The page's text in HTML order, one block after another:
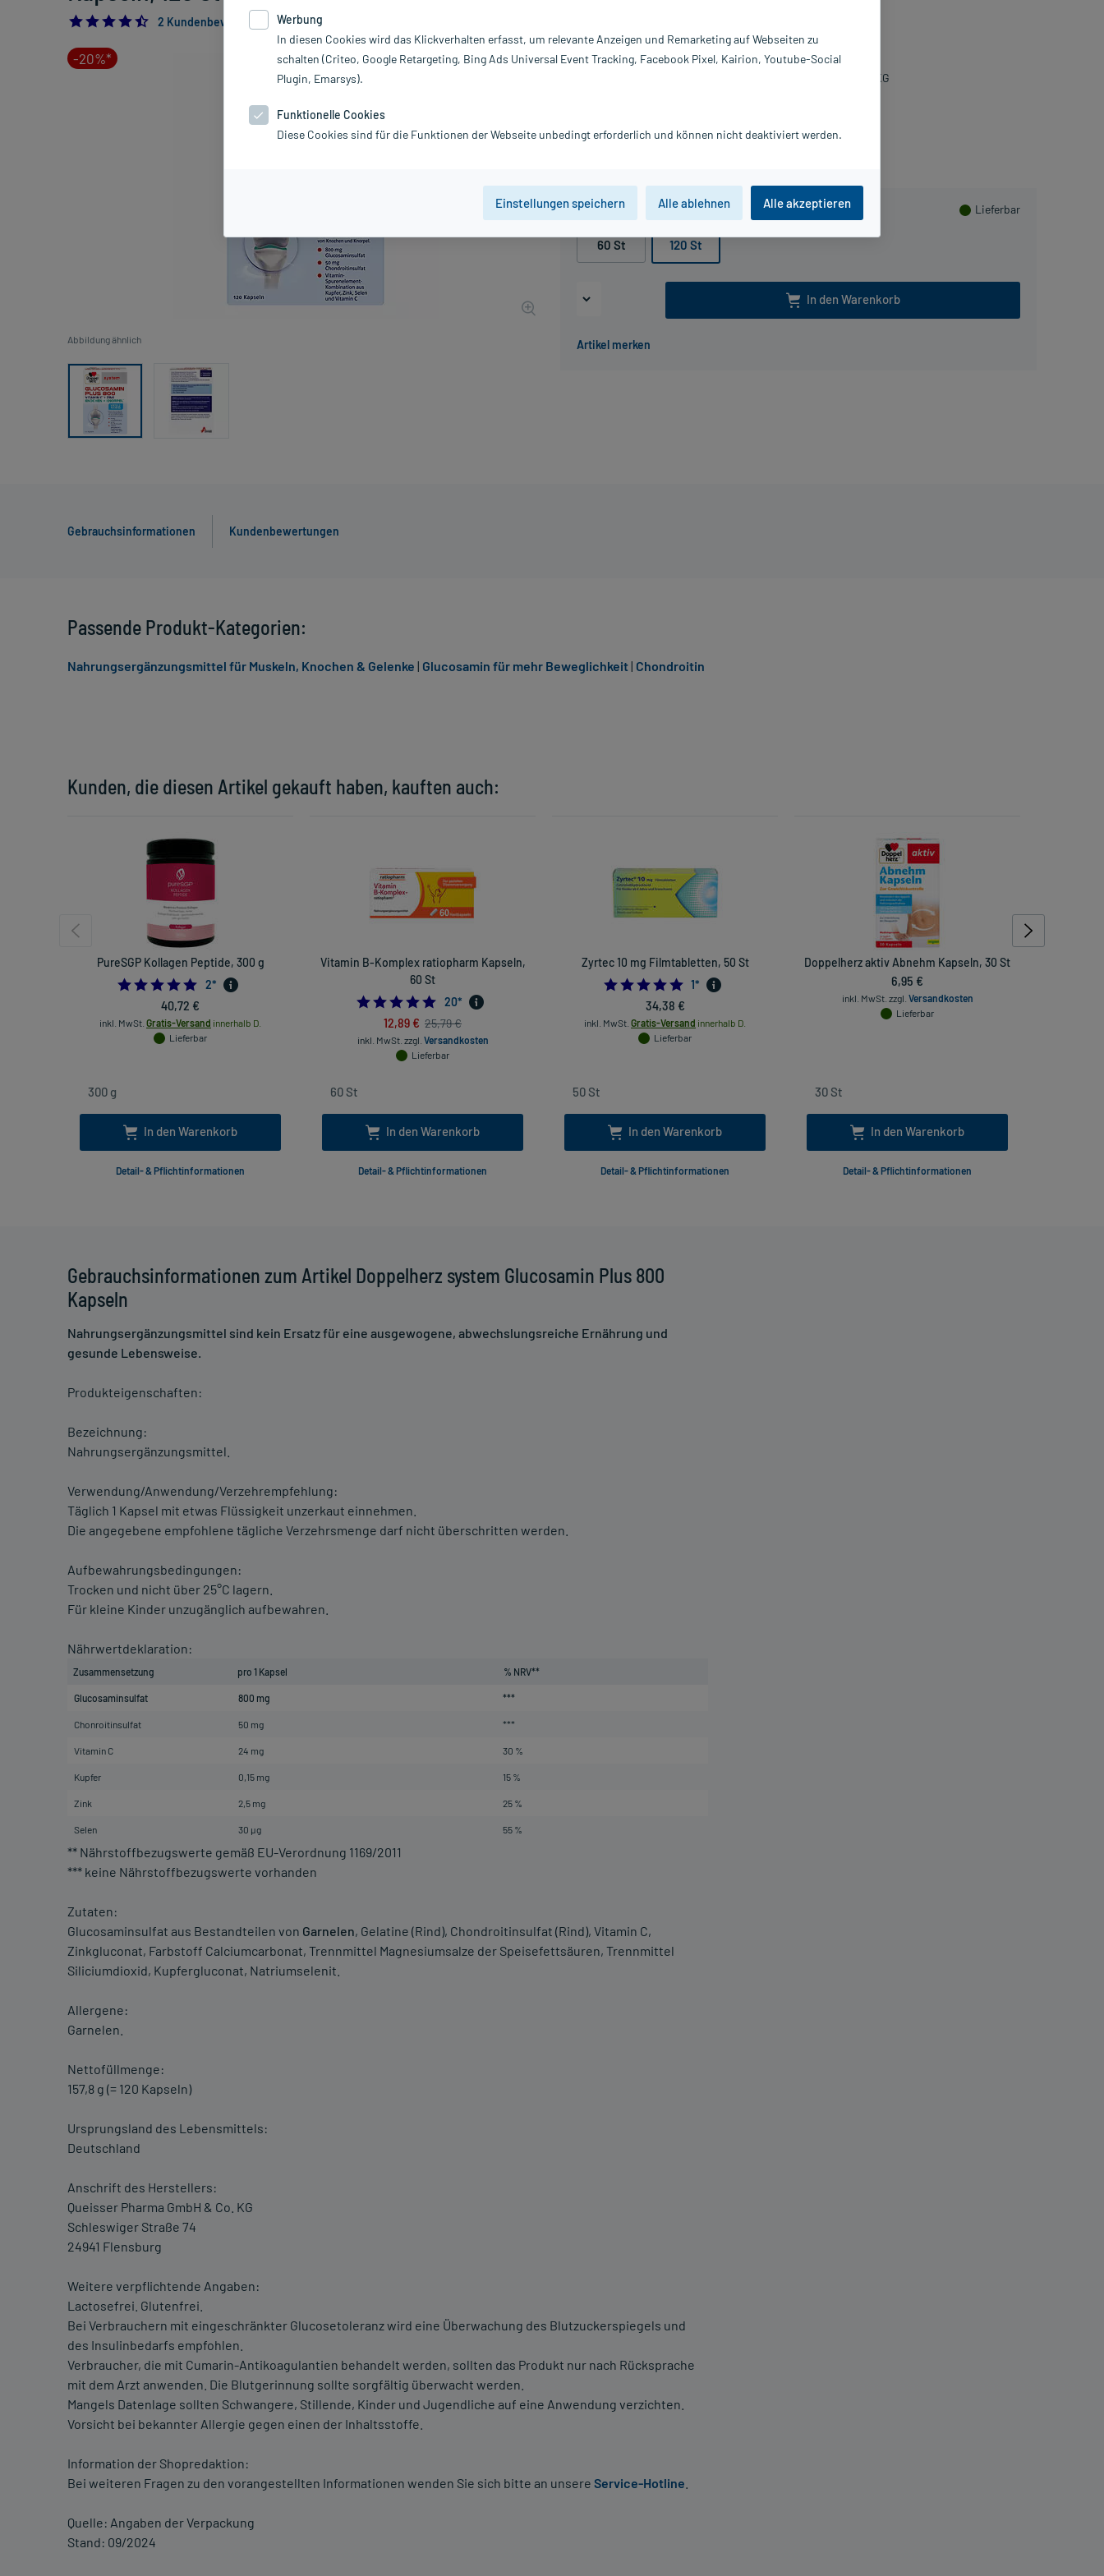
4.5
2 Kundenbewertungen*
-20%*
Abbildung ähnlich
42,89 €
Packungseinheit Lieferbar
60 St 120 St
In den Warenkorb
Inhalt:
120 St
PZN:
09337942
Queisser Pharma GmbH & Co. KG
Gebrauchsinformationen Kundenbewertungen
Gebrauchsinformationen zum Artikel Doppelherz system Glucosamin Plus 800
Kapseln
Nahrungsergänzungsmittel sind kein Ersatz für eine ausgewogene, abwechslungsreiche Ernährung und
gesunde Lebensweise.
Produkteigenschaften:
Bezeichnung:
Nahrungsergänzungsmittel.
Verwendung/Anwendung/Verzehrempfehlung:
Täglich 1 Kapsel mit etwas Flüssigkeit unzerkaut einnehmen.
Die angegebene empfohlene tägliche Verzehrsmenge darf nicht überschritten werden.
Aufbewahrungsbedingungen:
Trocken und nicht über 25°C lagern.
Für kleine Kinder unzugänglich aufbewahren.
Nährwertdeklaration:
Zusammensetzung pro 1 Kapsel % NRV**
Glucosaminsulfat 800 mg ***
Chonroitinsulfat 50 mg ***
Vitamin C 24 mg 30 %
Kupfer 0,15 mg 15 %
Zink 2,5 mg 25 %
Selen 30 µg 55 %
** Nährstoffbezugswerte gemäß EU-Verordnung 1169/2011
*** keine Nährstoffbezugswerte vorhanden
Zutaten:
Glucosaminsulfat aus Bestandteilen von Garnelen, Gelatine (Rind), Chondroitinsulfat (Rind), Vitamin C,
Zinkgluconat, Farbstoff Calciumcarbonat, Trennmittel Magnesiumsalze der Speisefettsäuren, Trennmittel
Siliciumdioxid, Kupfergluconat, Natriumselenit.
Allergene:
Garnelen.
Nettofüllmenge:
157,8 g (= 120 Kapseln)
Ursprungsland des Lebensmittels:
Deutschland
Anschrift des Herstellers:
Queisser Pharma GmbH & Co. KG
Schleswiger Straße 74
24941 Flensburg
Weitere verpflichtende Angaben:
Lactosefrei. Glutenfrei.
Bei Verbrauchern mit eingeschränkter Glucosetoleranz wird eine Überwachung des Blutzuckerspiegels und
des Insulinbedarfs empfohlen.
Verbraucher, die mit Cumarin-Antikoagulantien behandelt werden, sollten das Produkt nur nach Rücksprache
mit dem Arzt anwenden. Die Blutgerinnung sollte sorgfältig überwacht werden.
Mangels Datenlage sollten Schwangere, Stillende, Kinder und Jugendliche auf eine Anwendung verzichten.
Vorsicht bei bekannter Allergie gegen einen der Inhaltsstoffe.
Information der Shopredaktion:
Bei weiteren Fragen zu den vorangestellten Informationen wenden Sie sich bitte an unsere Service-Hotline
Quelle: Angaben der Verpackung
Stand: 09/2024
Kunden, die diesen Artikel gekauft haben, kauften auch:
PureSGP Kollagen Peptide, 300 g
5.0
2*
40,72 €
inkl. MwSt. Gratis-Versand innerhalb D.
Lieferbar
In den Warenkorb
Detail- & Pflichtinformationen
Vitamin B-Komplex ratiopharm Kapseln,
60 St
5.0
20*
12,89 € 25,79 €
inkl. MwSt. zzgl. Versandkosten
Lieferbar
In den Warenkorb
Detail- & Pflichtinformationen
Zyrtec 10 mg Filmtabletten, 50 St
5.0
1*
34,38 €
inkl. MwSt. Gratis-Versand innerhalb D.
Lieferbar
In den Warenkorb
Detail- & Pflichtinformationen
Doppelherz aktiv Abnehm Kapseln, 30 St
6,95 €
inkl. MwSt. zzgl. Versandkosten
Lieferbar
In den Warenkorb
Detail- & Pflichtinformationen
Passende Produkt-Kategorien:
Nahrungsergänzungsmittel für Muskeln, Knochen & Gelenke | Glucosamin für mehr Beweglichkeit| Chondroitin
Werbung
In diesen Cookies wird das Klickverhalten erfasst, um relevante Anzeigen und Remarketing auf Webseiten zu
schalten (Criteo, Google Retargeting, Bing Ads Universal Event Tracking, Facebook Pixel, Kairion, Youtube-Social
Plugin, Emarsys).
Funktionelle Cookies
Diese Cookies sind für die Funktionen der Webseite unbedingt erforderlich und können nicht deaktiviert werden.
Einstellungen speichern Alle ablehnen Alle akzeptieren